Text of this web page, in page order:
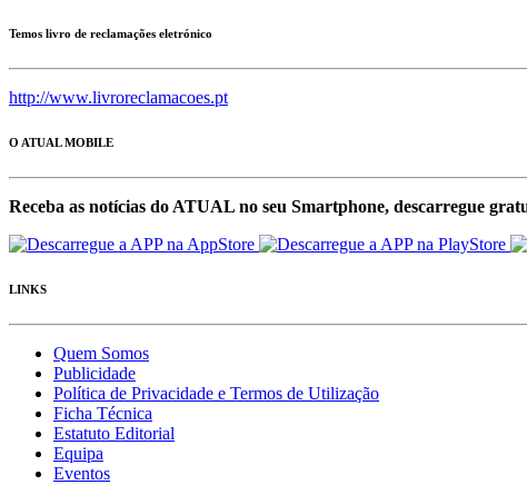
Temos livro de reclamações eletrónico
http://www.livroreclamacoes.pt
O ATUAL MOBILE
Receba as notícias do ATUAL no seu Smartphone, descarregue
LINKS
Quem Somos
Publicidade
Política de Privacidade e Termos de Utilização
Ficha Técnica
Estatuto Editorial
Equipa
Eventos